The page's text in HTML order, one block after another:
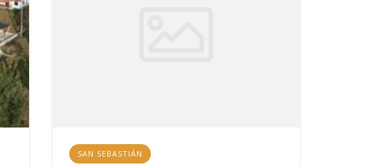
SAN SEBASTIÁN